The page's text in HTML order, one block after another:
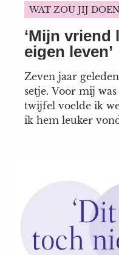
WAT ZOU JIJ
‘Mijn
eigen leven’
Zeven jaar
setje. Voor mij
twijfel voelde ik
ik hem leuker